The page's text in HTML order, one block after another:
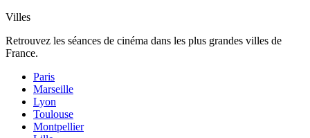
Villes
Retrouvez les séances de cinéma dans les plus grandes villes de
France.
Paris
Marseille
Lyon
Toulouse
Montpellier